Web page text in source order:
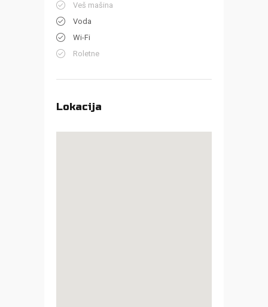
Veš mašina
Voda
Wi-Fi
Roletne
Lokacija